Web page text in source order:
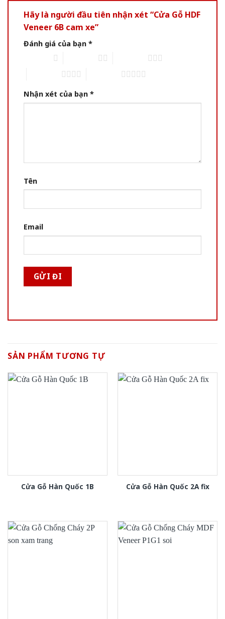
Hãy là người đầu tiên nhận xét “Cửa Gỗ HDF
Veneer 6B cam xe”
Đánh giá của bạn *
Nhận xét của bạn *
Tên
Email
SẢN PHẨM TƯƠNG TỰ
Cửa Gỗ Hàn Quốc 1B Cửa Gỗ Hàn Quốc 2A fix